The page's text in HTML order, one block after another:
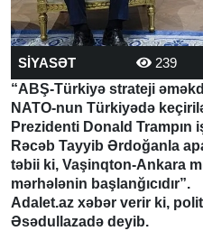
SİYASƏT 239
“ABŞ-Türkiyə strateji
NATO-nun Türkiyədə
Prezidenti Donald Trampın
Rəcəb Tayyib Ərdoğanla
təbii ki, Vaşinqton-Ankara
mərhələnin başlanğıcıdır”.
Adalet.az xəbər verir ki,
Əsədullazadə deyib.